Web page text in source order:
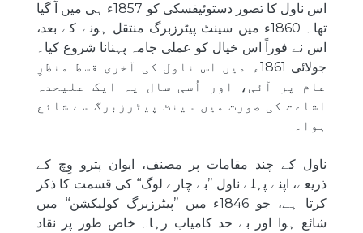
اس ناول کا تصور دستوئیفسکی کو 1857ء ہی میں آ گیا
تھا۔ 1860ء میں سینٹ پیٹرزبرگ منتقل ہونے کے بعد،
اس نے فوراً اس خیال کو عملی جامہ پہنانا شروع کیا۔
جولائی 1861ء میں اس ناول کی آخری قسط منظرِ
عام پر آئی، اور اُسی سال یہ ایک علیحدہ
اشاعت کی صورت میں سینٹ پیٹرزبرگ سے شائع
ہوا۔
ناول کے چند مقامات پر مصنف، ایوان پترو وِچ کے
ذریعے، اپنے پہلے ناول ’’بے چارے لوگ‘‘ کی قسمت کا ذکر
کرتا ہے، جو 1846ء میں ’’پیٹرزبرگ کولیکشن‘‘ میں
شائع ہوا اور بے حد کامیاب رہا۔ خاص طور پر نقاد